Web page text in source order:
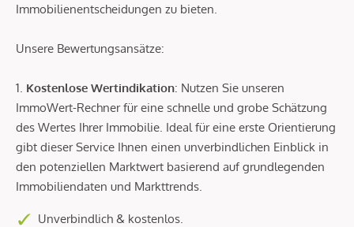
Immobilienentscheidungen zu bieten.
Unsere Bewertungsansätze:
1. Kostenlose Wertindikation: Nutzen Sie unseren
ImmoWert-Rechner für eine schnelle und grobe Schätzung
des Wertes Ihrer Immobilie. Ideal für eine erste Orientierung
gibt dieser Service Ihnen einen unverbindlichen Einblick in
den potenziellen Marktwert basierend auf grundlegenden
Immobiliendaten und Markttrends.
Unverbindlich & kostenlos.